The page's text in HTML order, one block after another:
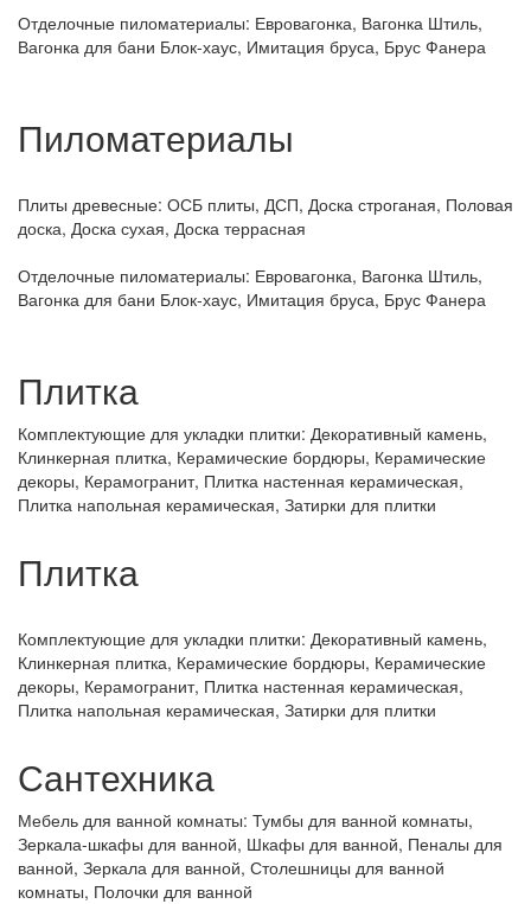
Отделочные пиломатериалы: Евровагонка, Вагонка Штиль,
Вагонка для бани Блок-хаус, Имитация бруса, Брус Фанера
Пиломатериалы
Плиты древесные: ОСБ плиты, ДСП, Доска строганая, Половая
доска, Доска сухая, Доска террасная
Отделочные пиломатериалы: Евровагонка, Вагонка Штиль,
Вагонка для бани Блок-хаус, Имитация бруса, Брус Фанера
Плитка
Комплектующие для укладки плитки: Декоративный камень,
Клинкерная плитка, Керамические бордюры, Керамические
декоры, Керамогранит, Плитка настенная керамическая,
Плитка напольная керамическая, Затирки для плитки
Плитка
Комплектующие для укладки плитки: Декоративный камень,
Клинкерная плитка, Керамические бордюры, Керамические
декоры, Керамогранит, Плитка настенная керамическая,
Плитка напольная керамическая, Затирки для плитки
Сантехника
Мебель для ванной комнаты: Тумбы для ванной комнаты,
Зеркала-шкафы для ванной, Шкафы для ванной, Пеналы для
ванной, Зеркала для ванной, Столешницы для ванной
комнаты, Полочки для ванной